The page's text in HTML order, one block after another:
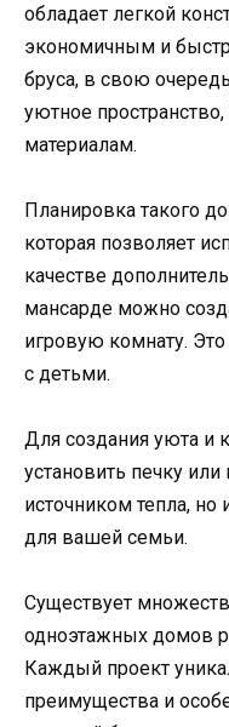
обладает легкой
экономичным и
бруса, в свою
уютное
материалам.
Планировка такого
которая позволяет
качестве
мансарде можно
игровую комнату.
с детьми.
Для создания уюта
установить печку
источником тепла,
для вашей семьи.
Существует
одноэтажных домов
Каждый проект
преимущества и